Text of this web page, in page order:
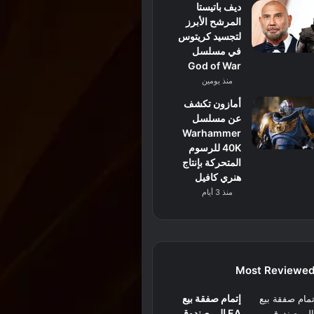
ديف باتيستا
المرشح الأبرز
لتجسيد كريتوس
في مسلسل
God of War
منذ يومين
أمازون تكشف
عن مسلسل
Warhammer
40K للرسوم
المتحركة بإنتاج
هنري كافيل
منذ 3 أيام
Most
إتمام صفقة بيع